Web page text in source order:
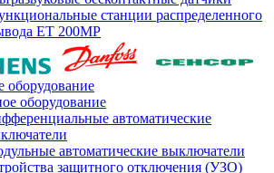
станции распределенного
ET 200MP
оборудование
оборудование
автоматические
автоматические выключатели
защитного отключения (УЗО)